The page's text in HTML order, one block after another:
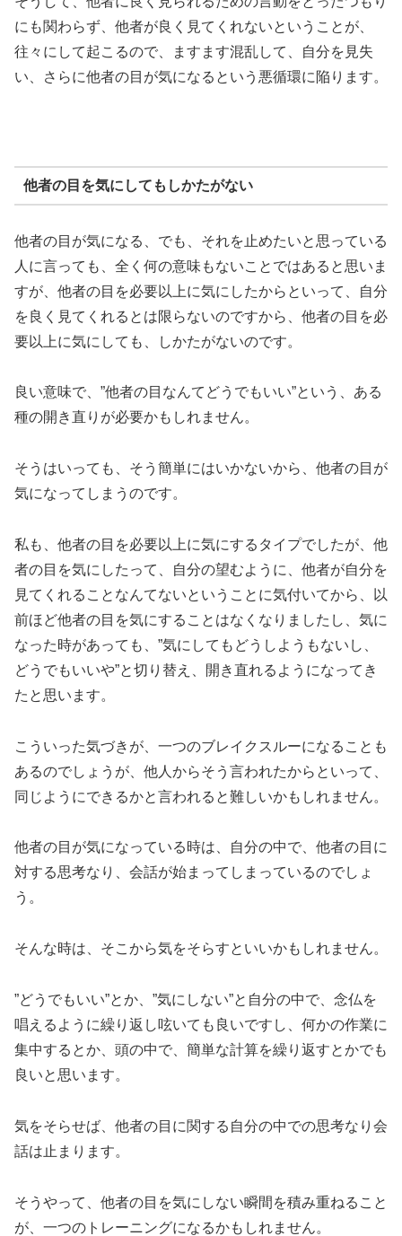
にも関わらず、他者が良く見てくれないということが、
往々にして起こるので、ますます混乱して、自分を見失
い、さらに他者の目が気になるという悪循環に陥ります。
他者の目を気にしてもしかたがない
他者の目が気になる、でも、それを止めたいと思っている
人に言っても、全く何の意味もないことではあると思いま
すが、他者の目を必要以上に気にしたからといって、自分
を良く見てくれるとは限らないのですから、他者の目を必
要以上に気にしても、しかたがないのです。
良い意味で、”他者の目なんてどうでもいい”という、ある
種の開き直りが必要かもしれません。
そうはいっても、そう簡単にはいかないから、他者の目が
気になってしまうのです。
私も、他者の目を必要以上に気にするタイプでしたが、他
者の目を気にしたって、自分の望むように、他者が自分を
見てくれることなんてないということに気付いてから、以
前ほど他者の目を気にすることはなくなりましたし、気に
なった時があっても、”気にしてもどうしようもないし、
どうでもいいや”と切り替え、開き直れるようになってき
たと思います。
こういった気づきが、一つのブレイクスルーになることも
あるのでしょうが、他人からそう言われたからといって、
同じようにできるかと言われると難しいかもしれません。
他者の目が気になっている時は、自分の中で、他者の目に
対する思考なり、会話が始まってしまっているのでしょ
う。
そんな時は、そこから気をそらすといいかもしれません。
”どうでもいい”とか、”気にしない”と自分の中で、念仏を
唱えるように繰り返し呟いても良いですし、何かの作業に
集中するとか、頭の中で、簡単な計算を繰り返すとかでも
良いと思います。
気をそらせば、他者の目に関する自分の中での思考なり会
話は止まります。
そうやって、他者の目を気にしない瞬間を積み重ねること
が、一つのトレーニングになるかもしれません。